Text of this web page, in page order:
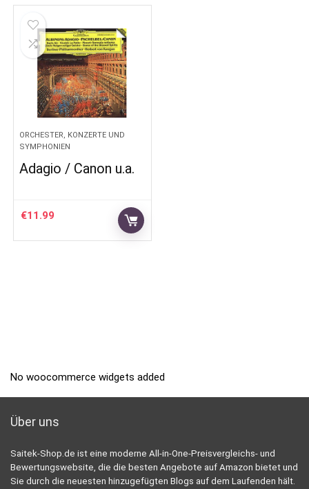
ORCHESTER, KONZERTE UND
SYMPHONIEN
Adagio / Canon u.a.
€11.99
No woocommerce widgets added
Über uns
Saitek-Shop.de ist eine moderne All-in-One-Preisvergleichs- und
Bewertungswebsite, die die besten Angebote auf Amazon bietet und
Sie durch die neuesten hinzugefügten Blogs auf dem Laufenden hält.